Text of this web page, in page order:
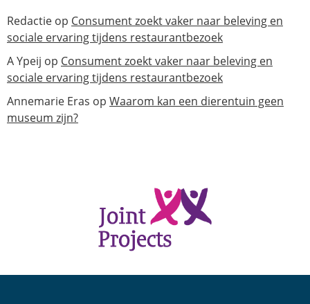
Redactie op Consument zoekt vaker naar beleving en
sociale ervaring tijdens restaurantbezoek
A Ypeij op Consument zoekt vaker naar beleving en
sociale ervaring tijdens restaurantbezoek
Annemarie Eras op Waarom kan een dierentuin geen
museum zijn?